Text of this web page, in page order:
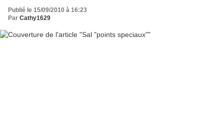
Publié le 15/09/2010 à 16:23
Par Cathy1629